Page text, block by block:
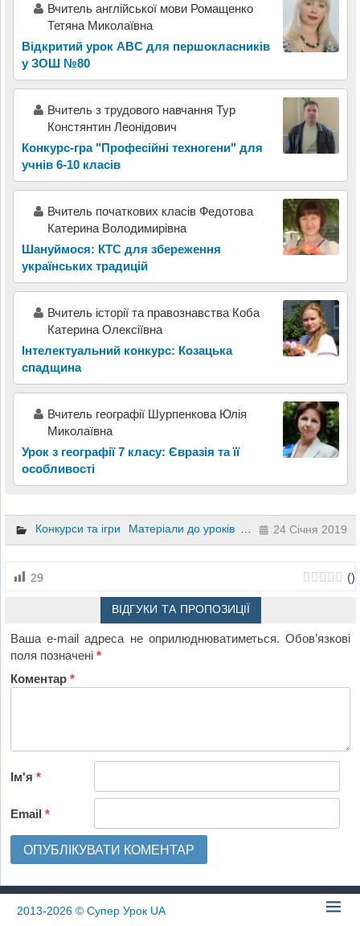
Вчитель англійської мови Ромащенко
Тетяна Миколаївна
Відкритий урок ABC для першокласників
у ЗОШ №80
Вчитель з трудового навчання Тур
Констянтин Леонідович
Конкурс-гра "Професійні техногени" для
учнів 6-10 класів
Вчитель початкових класів Федотова
Катерина Володимирівна
Шануймося: КТС для збереження
українських традицій
Вчитель історії та правознавства Коба
Катерина Олексіївна
Інтелектуальний конкурс: Козацька
спадщина
Вчитель географії Шурпенкова Юлія
Миколаївна
Урок з географії 7 класу: Євразія та її
особливості
Конкурси та ігри Матеріали до уроків Іноземна мова
24 Січня 2019
29 ()
ВІДГУКИ ТА ПРОПОЗИЦІЇ
Ваша e-mail адреса не оприлюднюватиметься. Обов’язкові
поля позначені*
Коментар*
Ім'я*
Email*
2013-2026 © Супер Урок UA